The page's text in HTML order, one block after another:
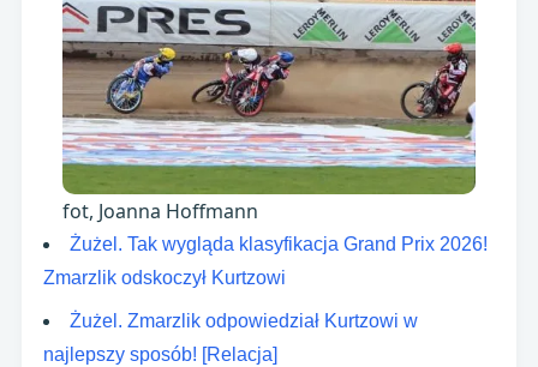
fot, Joanna Hoffmann
Żużel. Tak wygląda klasyfikacja Grand Prix 2026!
Zmarzlik odskoczył Kurtzowi
Żużel. Zmarzlik odpowiedział Kurtzowi w
najlepszy sposób! [Relacja]